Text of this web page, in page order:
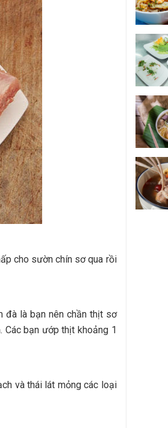
cho sườn chín sơ qua rồi
đà là bạn nên chần thịt sơ
Các bạn ướp thịt khoảng 1
và thái lát mỏng các loại